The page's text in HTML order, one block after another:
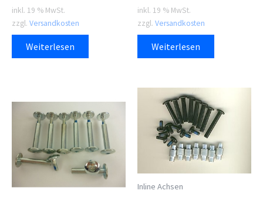
inkl. 19 % MwSt.
zzgl. Versandkosten
Weiterlesen
inkl. 19 % MwSt.
zzgl. Versandkosten
Weiterlesen
Inline Achsen